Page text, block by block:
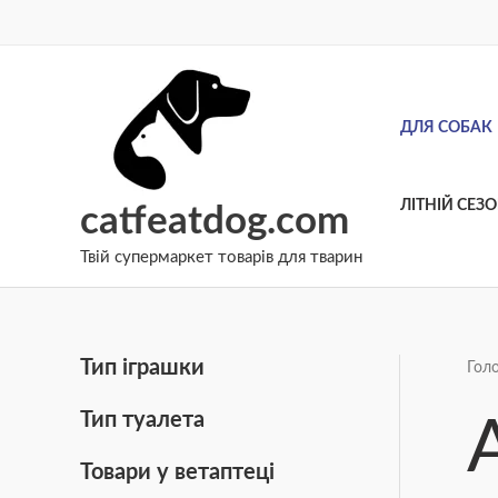
catfeatdog.com
Твій супермаркет товарів для тварин
ДЛЯ СОБАК
ЛІТНІЙ
Тип іграшки
Тип туалета
Товари у ветаптеці